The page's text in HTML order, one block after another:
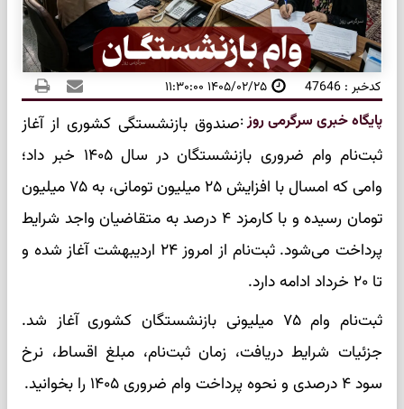
کدخبر : 47646 ۱۴۰۵/۰۲/۲۵ ۱۱:۳۰:۰۰
پایگاه خبری سرگرمی روز:صندوق بازنشستگی کشوری از آغاز
ثبت‌نام وام ضروری بازنشستگان در سال ۱۴۰۵ خبر داد؛
وامی که امسال با افزایش ۲۵ میلیون تومانی، به ۷۵ میلیون
تومان رسیده و با کارمزد ۴ درصد به متقاضیان واجد شرایط
پرداخت می‌شود. ثبت‌نام از امروز ۲۴ اردیبهشت آغاز شده و
تا ۲۰ خرداد ادامه دارد.
ثبت‌نام وام ۷۵ میلیونی بازنشستگان کشوری آغاز شد.
جزئیات شرایط دریافت، زمان ثبت‌نام، مبلغ اقساط، نرخ
سود ۴ درصدی و نحوه پرداخت وام ضروری ۱۴۰۵ را بخوانید.